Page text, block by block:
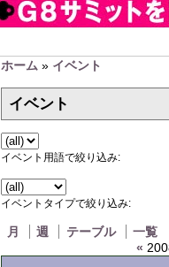
ホーム » イベント
イベント
イベント用語で絞り込み:
イベントタイプで絞り込み:
月 週 テーブル
一覧
«